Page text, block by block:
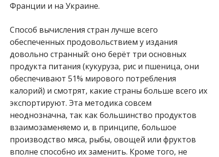
Франции и на Украине.
Способ вычисления стран лучше всего
обеспеченных продовольствием у издания
довольно странный: оно берёт три основных
продукта питания (кукуруза, рис и пшеница, они
обеспечивают 51% мирового потребления
калорий) и смотрят, какие страны больше всего их
экспортируют. Эта методика совсем
неоднозначна, так как большинство продуктов
взаимозаменяемо и, в принципе, большое
производство мяса, рыбы, овощей или фруктов
вполне способно их заменить. Кроме того, не